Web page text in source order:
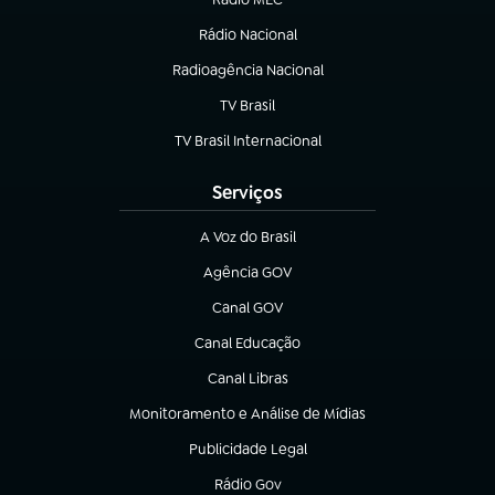
Rádio Nacional
(abre em nova aba)
Radioagência Nacional
(abre em nova aba)
TV Brasil
(abre em nova aba)
TV Brasil Internacional
(abre em nova aba)
Serviços
A Voz do Brasil
(abre em nova aba)
Agência GOV
(abre em nova aba)
Canal GOV
(abre em nova aba)
Canal Educação
(abre em nova aba)
Canal Libras
(abre em nova aba)
Monitoramento e Análise de Mídias
(abre em nova aba)
Publicidade Legal
(abre em nova aba)
Rádio Gov
(abre em nova aba)